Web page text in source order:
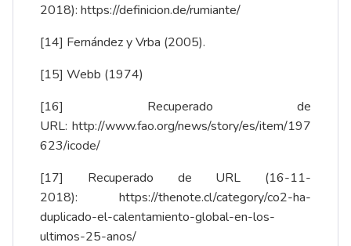
2018): https://definicion.de/rumiante/
[14] Fernández y Vrba (2005).
[15] Webb (1974)
[16] Recuperado de
URL: http://www.fao.org/news/story/es/item/197
623/icode/
[17] Recuperado de URL (16-11-
2018): https://thenote.cl/category/co2-ha-
duplicado-el-calentamiento-global-en-los-
ultimos-25-anos/